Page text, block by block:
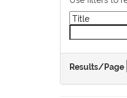
Results/Page